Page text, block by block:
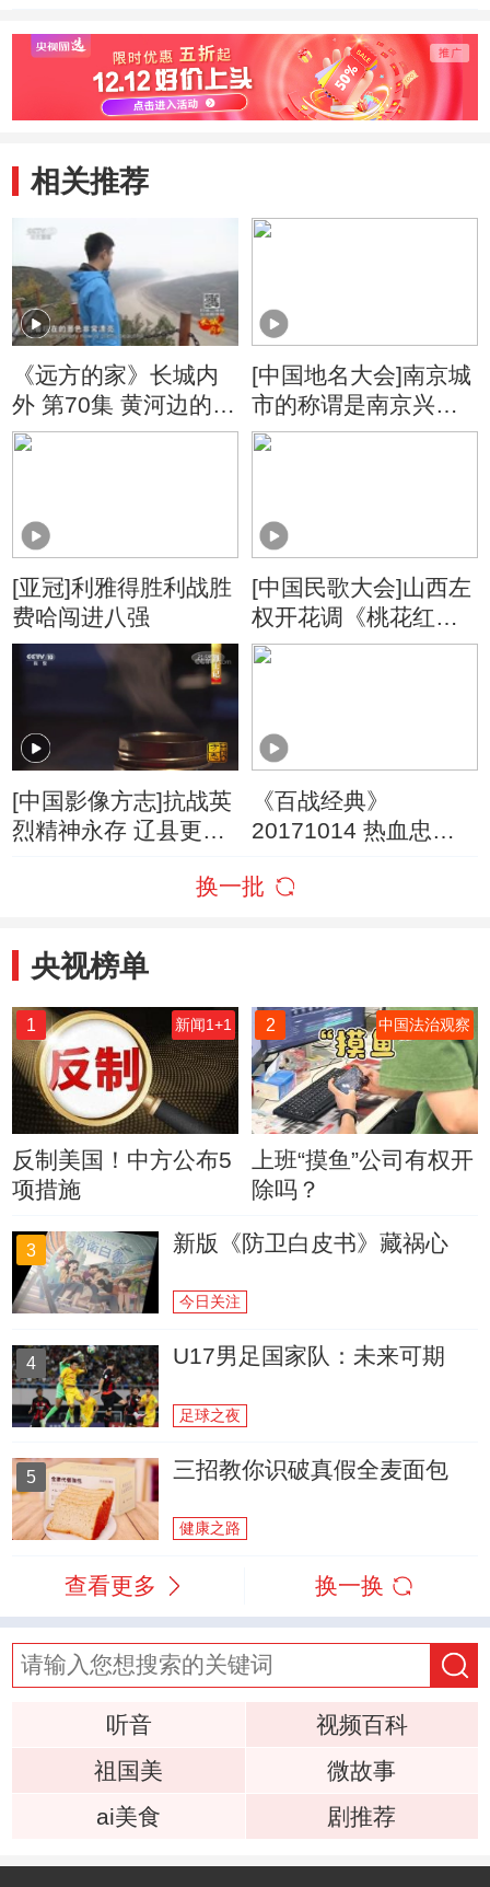
相关推荐
《远方的家》长城内
外 第70集 黄河边的记
忆 20160108
[中国地名大会]南京城
市的称谓是南京兴衰
起伏的历史的真实写
[亚冠]利雅得胜利战胜
费哈闯进八强
[中国民歌大会]山西左
权开花调《桃花红杏
花白》 演唱：石占明
[中国影像方志]抗战英
烈精神永存 辽县更名
《百战经典》
20171014 热血忠魂·
换一批
央视榜单
1 新闻1+1
反制美国！中方公布5
项措施
2 中国法治观察
上班“摸鱼”公司有权开
除吗？
3 新版《防卫白皮书》藏祸心
今日关注
4 U17男足国家队：未来可期
足球之夜
5 三招教你识破真假全麦面包
健康之路
查看更多 换一换
听音
视频百科
祖国美
微故事
ai美食
剧推荐